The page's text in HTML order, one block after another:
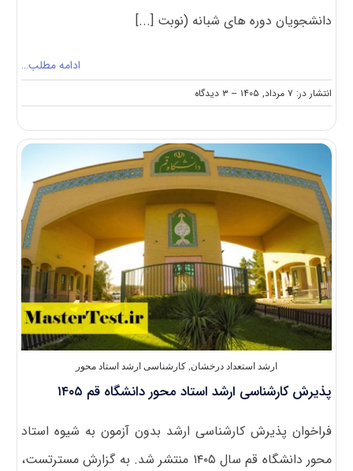
دانشجویان دوره های شبانه (نوبت [...]
ادامه مطلب…
انتشار در: ۷ مرداد, ۱۴۰۵ -- ۳ دیدگاه
on
اعلام
کارشناسی
ارشد
غیرروزانه
۱۴۰۵
ارشد استعداد درخشان, کارشناسی ارشد استاد محور
پذیرش کارشناسی ارشد استاد محور دانشگاه قم ۱۴۰۵
فراخوان پذیرش کارشناسی ارشد بدون آزمون به شیوه استاد
محور دانشگاه قم سال ۱۴۰۵ منتشر شد. به گزارش مسترتست،